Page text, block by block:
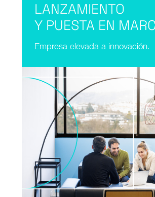
LANZAMIENTO
Y PUESTA EN
Empresa elevada a innovación.